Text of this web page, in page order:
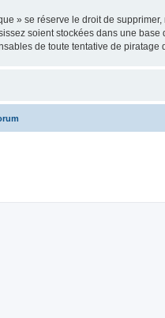
» se réserve le droit de
soient stockées dans une
de toute tentative de